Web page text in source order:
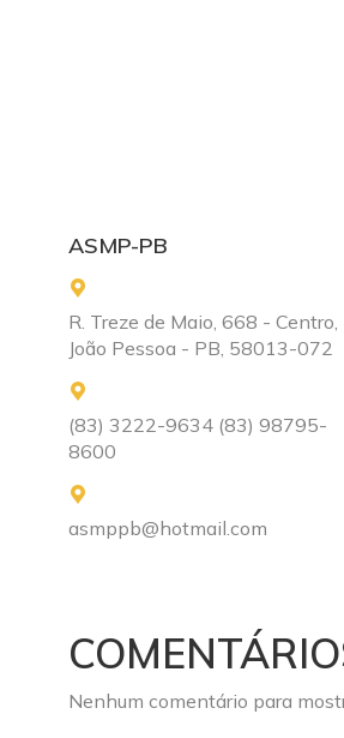
ASMP-PB
R. Treze de Maio, 668 - Centro,
João Pessoa - PB, 58013-072
(83) 3222-9634 (83) 98795-
8600
asmppb@hotmail.com
Nenhum comentário para